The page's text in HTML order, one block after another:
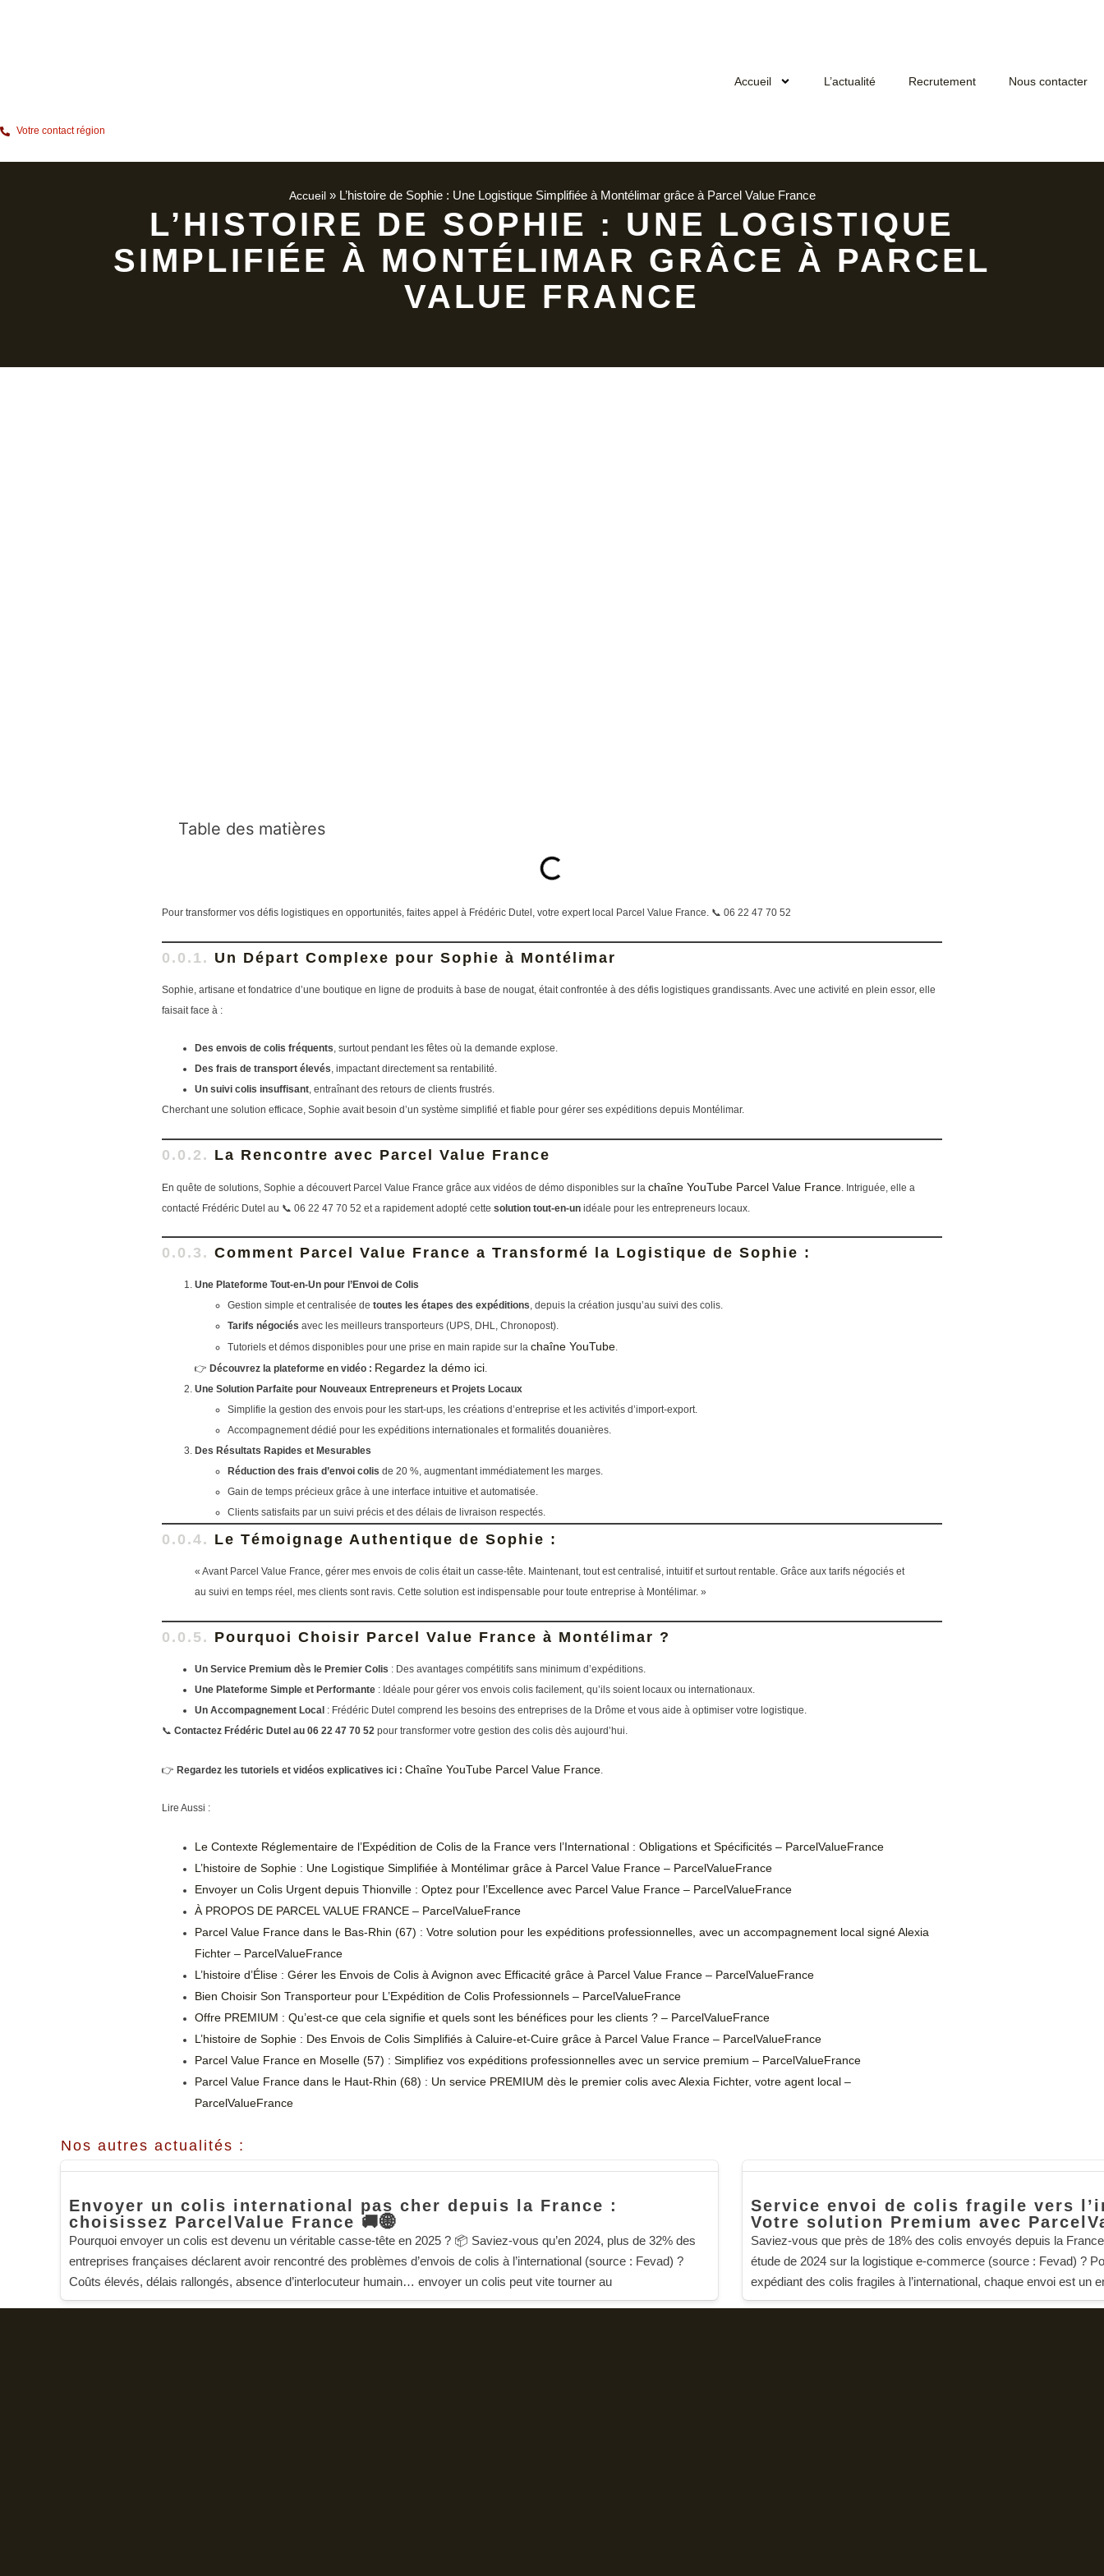
Accueil L’actualité Recrutement Nous contacter
Votre contact région
Accueil» L’histoire de Sophie : Une Logistique Simplifiée à Montélimar grâce à Parcel Value France
L’HISTOIRE DE SOPHIE : UNE LOGISTIQUE
SIMPLIFIÉE À MONTÉLIMAR GRÂCE À PARCEL
VALUE FRANCE
Table des matières
Pour transformer vos défis logistiques en opportunités, faites appel à Frédéric Dutel, votre expert local Parcel Value France. 📞 06 22 47 70 52
Un Départ Complexe pour Sophie à Montélimar
Sophie, artisane et fondatrice d’une boutique en ligne de produits à base de nougat, était confrontée à des défis logistiques grandissants. Avec une activité en plein essor, elle
faisait face à :
Des envois de colis fréquents, surtout pendant les fêtes où la demande explose.
Des frais de transport élevés, impactant directement sa rentabilité.
Un suivi colis insuffisant, entraînant des retours de clients frustrés.
Cherchant une solution efficace, Sophie avait besoin d’un système simplifié et fiable pour gérer ses expéditions depuis Montélimar.
La Rencontre avec Parcel Value France
En quête de solutions, Sophie a découvert Parcel Value France grâce aux vidéos de démo disponibles sur la chaîne YouTube Parcel Value France . Intriguée, elle a
contacté Frédéric Dutel au 📞 06 22 47 70 52 et a rapidement adopté cette solution tout-en-un idéale pour les entrepreneurs locaux.
Comment Parcel Value France a Transformé la Logistique de Sophie :
Une Plateforme Tout-en-Un pour l’Envoi de Colis
Gestion simple et centralisée de toutes les étapes des expéditions, depuis la création jusqu’au suivi des colis.
Tarifs négociés avec les meilleurs transporteurs (UPS, DHL, Chronopost).
Tutoriels et démos disponibles pour une prise en main rapide sur la chaîne YouTube.
👉 Découvrez la plateforme en vidéo : Regardez la démo ici.
Une Solution Parfaite pour Nouveaux Entrepreneurs et Projets Locaux
Simplifie la gestion des envois pour les start-ups, les créations d’entreprise et les activités d’import-export.
Accompagnement dédié pour les expéditions internationales et formalités douanières.
Des Résultats Rapides et Mesurables
Réduction des frais d’envoi colis de 20 %, augmentant immédiatement les marges.
Gain de temps précieux grâce à une interface intuitive et automatisée.
Clients satisfaits par un suivi précis et des délais de livraison respectés.
Le Témoignage Authentique de Sophie :
« Avant Parcel Value France, gérer mes envois de colis était un casse-tête. Maintenant, tout est centralisé, intuitif et surtout rentable. Grâce aux tarifs négociés et
au suivi en temps réel, mes clients sont ravis. Cette solution est indispensable pour toute entreprise à Montélimar. »
Pourquoi Choisir Parcel Value France à Montélimar ?
Un Service Premium dès le Premier Colis : Des avantages compétitifs sans minimum d’expéditions.
Une Plateforme Simple et Performante : Idéale pour gérer vos envois colis facilement, qu’ils soient locaux ou internationaux.
Un Accompagnement Local : Frédéric Dutel comprend les besoins des entreprises de la Drôme et vous aide à optimiser votre logistique.
📞 Contactez Frédéric Dutel au 06 22 47 70 52 pour transformer votre gestion des colis dès aujourd’hui.
👉 Regardez les tutoriels et vidéos explicatives ici : Chaîne YouTube Parcel Value France
Lire Aussi :
Le Contexte Réglementaire de l’Expédition de Colis de la France vers l’International : Obligations et Spécificités – ParcelValueFrance
L’histoire de Sophie : Une Logistique Simplifiée à Montélimar grâce à Parcel Value France – ParcelValueFrance
Envoyer un Colis Urgent depuis Thionville : Optez pour l’Excellence avec Parcel Value France – ParcelValueFrance
À PROPOS DE PARCEL VALUE FRANCE – ParcelValueFrance
Parcel Value France dans le Bas-Rhin (67) : Votre solution pour les expéditions professionnelles, avec un accompagnement local signé Alexia
Fichter – ParcelValueFrance
L’histoire d’Élise : Gérer les Envois de Colis à Avignon avec Efficacité grâce à Parcel Value France – ParcelValueFrance
Bien Choisir Son Transporteur pour L’Expédition de Colis Professionnels – ParcelValueFrance
Offre PREMIUM : Qu’est-ce que cela signifie et quels sont les bénéfices pour les clients ? – ParcelValueFrance
L’histoire de Sophie : Des Envois de Colis Simplifiés à Caluire-et-Cuire grâce à Parcel Value France – ParcelValueFrance
Parcel Value France en Moselle (57) : Simplifiez vos expéditions professionnelles avec un service premium – ParcelValueFrance
Parcel Value France dans le Haut-Rhin (68) : Un service PREMIUM dès le premier colis avec Alexia Fichter, votre agent local –
ParcelValueFrance
Nos autres actualités :
Envoyer un colis international pas cher depuis la France :
choisissez ParcelValue France 🚚🌐
Pourquoi envoyer un colis est devenu un véritable casse-tête en 2025 ? 📦 Saviez-vous qu’en 2024, plus de 32% des
entreprises françaises déclarent avoir rencontré des problèmes d’envois de colis à l’international (source : Fevad) ?
Coûts élevés, délais rallongés, absence d’interlocuteur humain… envoyer un colis peut vite tourner au
Service envoi de colis fragile vers
Votre solution Premium avec
Saviez-vous que près de 18% des colis envoyés depuis la
étude de 2024 sur la logistique e-commerce (source : Fevad) ?
expédiant des colis fragiles à l’international, chaque envoi est un